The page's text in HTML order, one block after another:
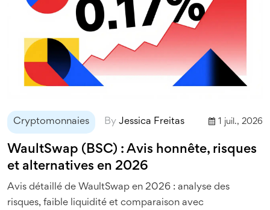
Cryptomonnaies By Jessica Freitas 1 juil., 2026
WaultSwap (BSC) : Avis honnête, risques
et alternatives en 2026
Avis détaillé de WaultSwap en 2026 : analyse des
risques, faible liquidité et comparaison avec